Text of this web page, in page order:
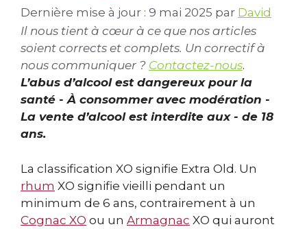
Dernière mise à jour : 9 mai 2025 par David
Il nous tient à cœur à ce que nos articles
soient corrects et complets. Un correctif à
nous communiquer ? Contactez-nous.
L’abus d’alcool est dangereux pour la
santé - À consommer avec modération -
La vente d’alcool est interdite aux - de 18
ans.
La classification XO signifie Extra Old. Un
rhum XO signifie vieilli pendant un
minimum de 6 ans, contrairement à un
Cognac XO ou un Armagnac XO qui auront